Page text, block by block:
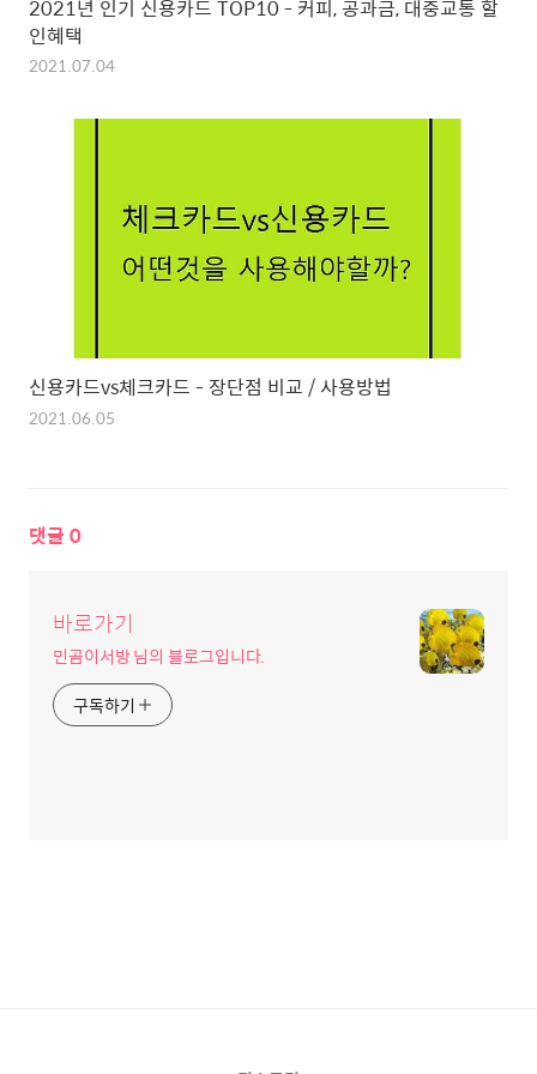
2021년 인기 신용카드 TOP10 - 커피, 공과금, 대중교통 할
인혜택
2021.07.04
신용카드vs체크카드 - 장단점 비교 / 사용방법
2021.06.05
댓글 0
바로가기
민곰이서방 님의 블로그입니다.
구독하기